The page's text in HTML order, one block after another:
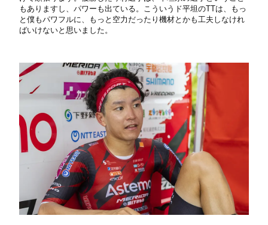
もありますし、パワーも出ている。こういうド平坦のTTは、もっ
と僕もパワフルに、もっと空力だったり機材とかも工夫しなけれ
ばいけないと思いました。